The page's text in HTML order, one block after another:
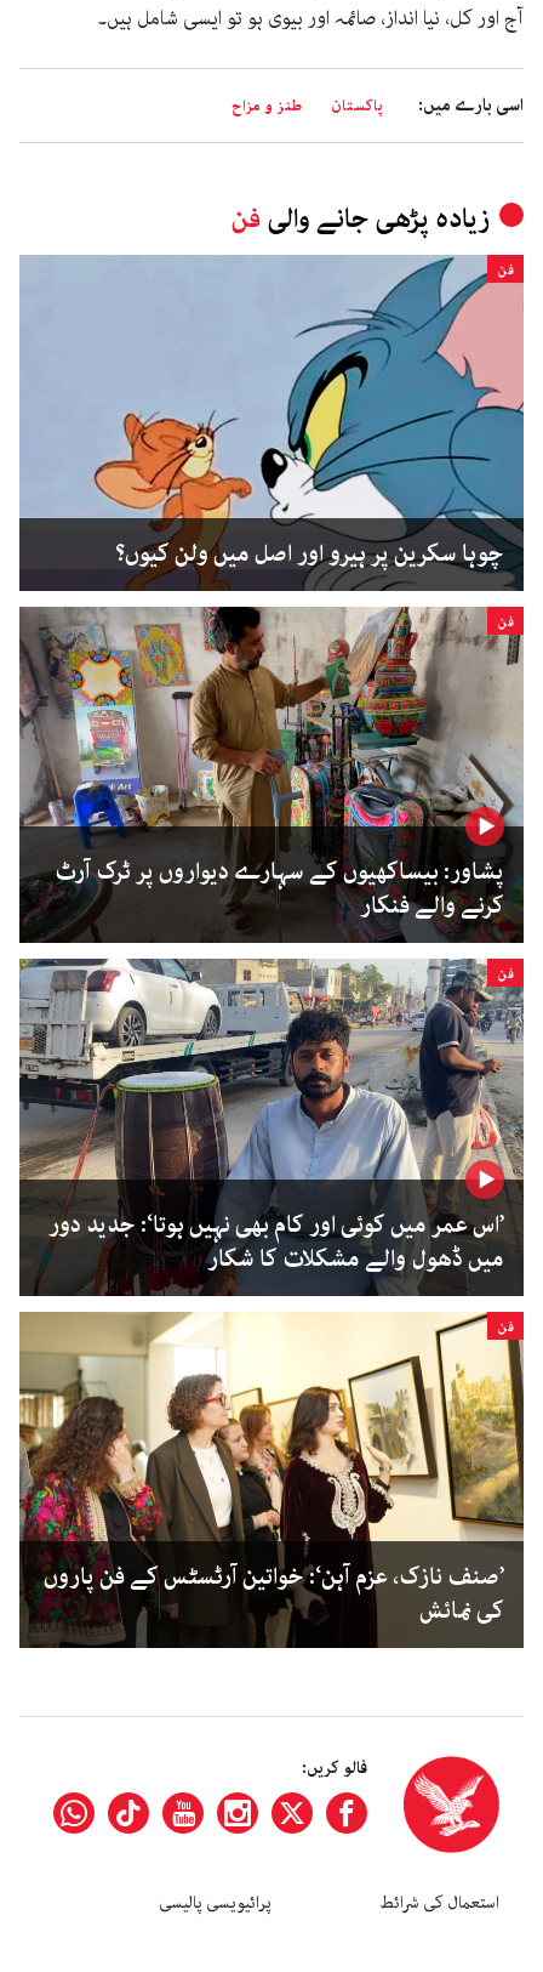
آج اور کل، نیا انداز، صائمہ اور بیوی ہو تو ایسی شامل ہیں۔
اسی بارے میں: پاکستان طنز و مزاح
زیادہ پڑھی جانے والیفن
فن
چوہا سکرین پر ہیرو اور اصل میں ولن کیوں؟
فن
پشاور: بیساکھیوں کے سہارے دیواروں پر ٹرک آرٹ
کرنے والے فنکار
فن
’اس عمر میں کوئی اور کام بھی نہیں ہوتا‘: جدید دور
میں ڈھول والے مشکلات کا شکار
فن
’صنف نازک، عزم آہن‘: خواتین آرٹسٹس کے فن پاروں
کی نمائش
فالو کریں:
استعمال کی شرائط پرائیویسی پالیسی